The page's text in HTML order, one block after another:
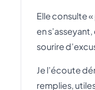
Elle consulte
en
sourire
Je l’écoute
remplies,